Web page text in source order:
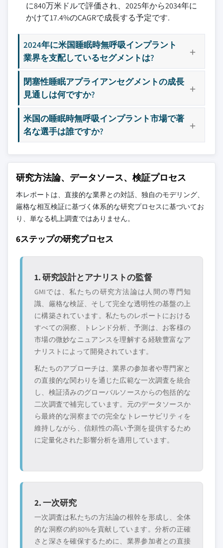
3.5 価格分析
3.6 製品パイプライン分析
3.7 患者ジャーニーマップ
3.8 規制ランドスケープ
3.9 舌下神経刺激装置市場、2021 - 2034（台数）
3.10 払い戻しシナリオ
3.11 ギャップ分析
3.12 ポーター分析
3.13 PESTEL分析
当社の市場収益計算は、個別にプロファイル
されていないメーカー、販売業者、専門業者
を含む全地域の全プレイヤーを考慮したボト
ムアップ手法を採用しています。プロファイ
ルセクションは戦略的に重要なプレイヤーに
焦点を当てており、市場規模の範囲を定義す
るものではありません。
競合環境には以下も含まれる可能性があります
グローバルトップ
層に属さない地
域・国内限定のリ
ーダー企業
市場アクセスを支
配する販売代理店
ナー
新興の破壊的企
業、スタートアッ
界からの参入者
特定の用途やエン
ドユースに特化し
ー
20%
せた洞察を入手してください。
カスタマイズを依頼する →
に840万米ドルで評価され、2025年から2034年に
かけて17.4%のCAGRで成長する予定です.
2024年に米国睡眠時無呼吸インプラント
業界を支配しているセグメントは?
閉塞性睡眠アプライアンセグメントの成長
見通しは何ですか?
米国の睡眠時無呼吸インプラント市場で著
名な選手は誰ですか?
研究方法論、データソース、検証プロセス
本レポートは、直接的な業界との対話、独自のモデリング、
厳格な相互検証に基づく体系的な研究プロセスに基づいてお
り、単なる机上調査ではありません。
6ステップの研究プロセス
1. 研究設計とアナリストの監督
GMIでは、私たちの研究方法論は人間の専門知
識、厳格な検証、そして完全な透明性の基盤の上
に構築されています。私たちのレポートにおける
すべての洞察、トレンド分析、予測は、お客様の
市場の微妙なニュアンスを理解する経験豊富なア
ナリストによって開発されています。
私たちのアプローチは、業界の参加者や専門家と
の直接的な関わりを通じた広範な一次調査を統合
し、検証済みのグローバルソースからの包括的な
二次調査で補完しています。元のデータソースか
ら最終的な洞察までの完全なトレーサビリティを
維持しながら、信頼性の高い予測を提供するため
に定量化された影響分析を適用しています。
2. 一次研究
一次調査は私たちの方法論の根幹を形成し、全体
的な洞察の約80%を貢献しています。分析の正確
さと深さを確保するために、業界参加者との直接